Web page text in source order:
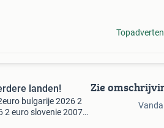
landen!
bulgarije 2026 2
2 euro slovenie 2007
Zie